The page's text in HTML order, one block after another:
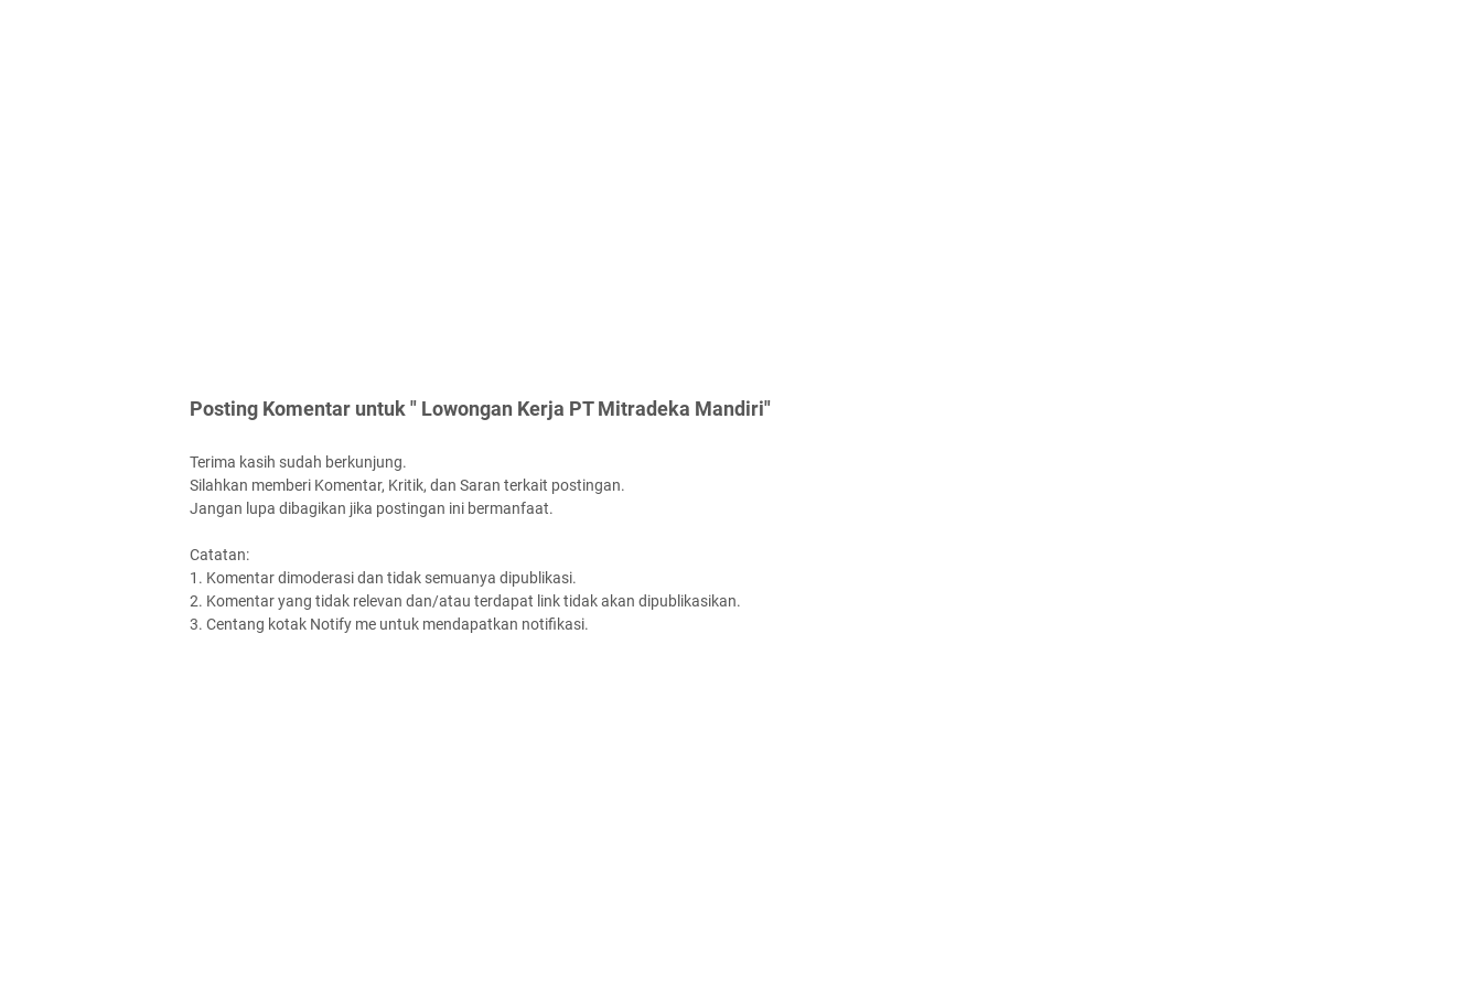
Posting Komentar untuk " Lowongan Kerja PT Mitradeka Mandiri"
Terima kasih sudah berkunjung.
Silahkan memberi Komentar, Kritik, dan Saran terkait postingan.
Jangan lupa dibagikan jika postingan ini bermanfaat.
Catatan:
1. Komentar dimoderasi dan tidak semuanya dipublikasi.
2. Komentar yang tidak relevan dan/atau terdapat link tidak akan dipublikasikan.
3. Centang kotak Notify me untuk mendapatkan notifikasi.